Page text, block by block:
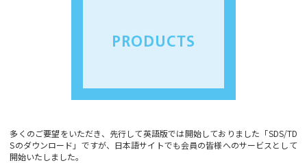
多くのご要望をいただき、先行して英語版では開始しておりました「SDS/TD
Sのダウンロード」ですが、日本語サイトでも会員の皆様へのサービスとして
開始いたしました。